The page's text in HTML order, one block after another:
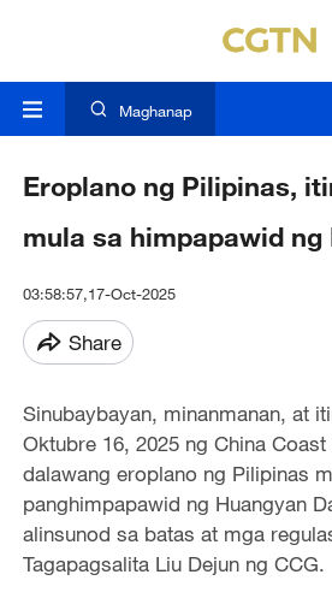
Maghanap
Eroplano ng Pilipinas,
mula sa himpapawid ng
03:58:57,17-Oct-2025
Share
Sinubaybayan, minanmanan, at
Oktubre 16, 2025 ng China Coast
dalawang eroplano ng Pilipinas
panghimpapawid ng Huangyan
alinsunod sa batas at mga
Tagapagsalita Liu Dejun ng CCG.